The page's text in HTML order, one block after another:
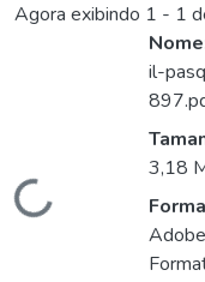
Agora exibindo 1 - 1
Carregando...
il-
3,18